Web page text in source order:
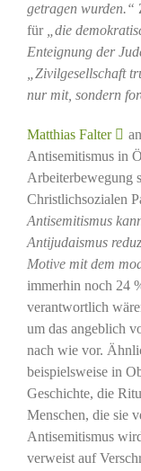
getragen wurden.“
für
„die
Enteignung der
„Zivilgesellschaft
nur mit, sondern
Matthias Falter
Antisemitismus in
Arbeiterbewegung
Christlichsozialen
Antisemitismus
Antijudaismus
Motive mit dem
immerhin noch 24
verantwortlich
um das angeblich
nach wie vor.
beispielsweise in
Geschichte, die
Menschen, die sie
Antisemitismus
verweist auf